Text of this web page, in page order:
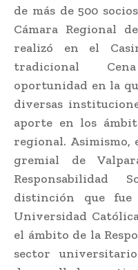
de más de 500
Cámara Regional
realizó en el
tradicional
oportunidad en la
diversas
aporte en los
regional. Asimismo,
gremial de
Responsabilidad
distinción que
Universidad
el ámbito de la
sector